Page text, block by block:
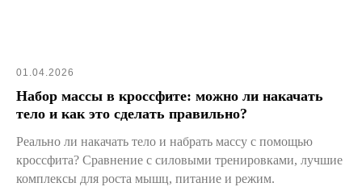
01.04.2026
Набор массы в кроссфите: можно ли накачать
тело и как это сделать правильно?
Реально ли накачать тело и набрать массу с помощью
кроссфита? Сравнение с силовыми тренировками, лучшие
комплексы для роста мышц, питание и режим.